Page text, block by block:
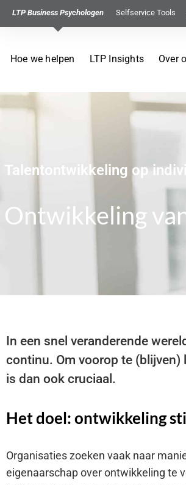
LTP Business Psychologen Selfservice Tools
Hoe we helpen LTP Insights Over
Talentontwikkeling op
Ontwikkeling
In een snel veranderende
continu. Om voorop te
is dan ook cruciaal.
Het doel: ontwikkeling
Organisaties zoeken vaak naar
eigenaarschap over ontwikkeling te